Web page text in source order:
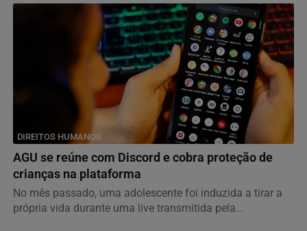
DIREITOS HUMANOS
AGU se reúne com Discord e cobra proteção de
crianças na plataforma
No mês passado, uma adolescente foi induzida a tirar a
própria vida durante uma live transmitida pela...